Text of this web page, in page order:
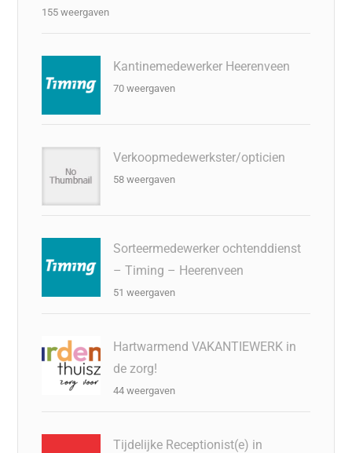
155 weergaven
Kantinemedewerker Heerenveen
70 weergaven
Verkoopmedewerkster/opticien
58 weergaven
Sorteermedewerker ochtenddienst
– Timing – Heerenveen
51 weergaven
Hartwarmend VAKANTIEWERK in
de zorg!
44 weergaven
Tijdelijke Receptionist(e) in